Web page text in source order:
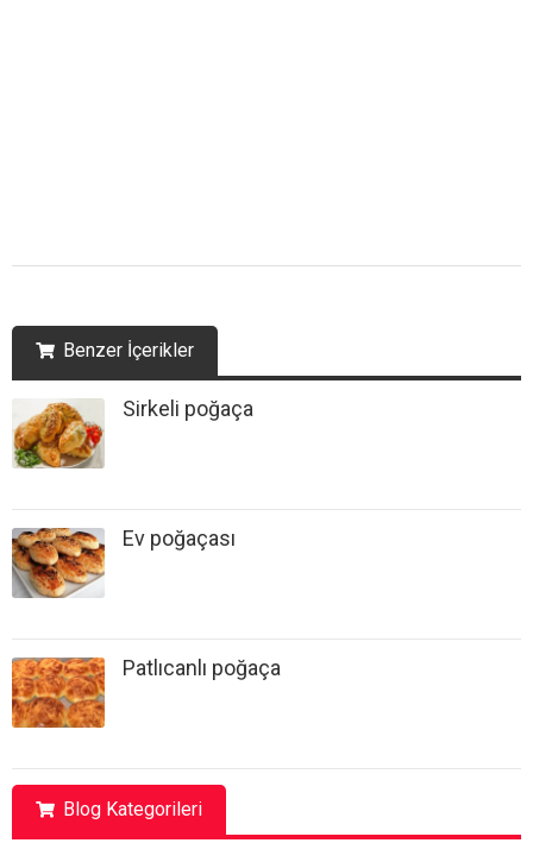
Benzer İçerikler
Sirkeli poğaça
Ev poğaçası
Patlıcanlı poğaça
Blog Kategorileri